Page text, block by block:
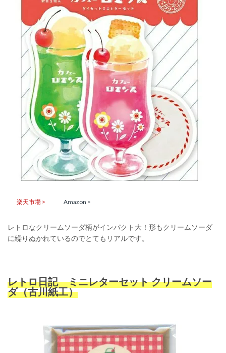
楽天市場 > Amazon >
レトロなクリームソーダ柄がインパクト大！形もクリームソーダ
に繰りぬかれているのでとてもリアルです。
レトロ日記 ミニレターセット クリームソー
ダ（古川紙工）